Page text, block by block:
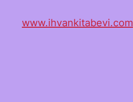
www.ihvankitabevi.com